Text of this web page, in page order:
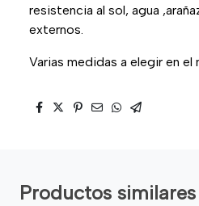
resistencia al sol, agua
externos.
Varias medidas a elegir en el
Productos similares